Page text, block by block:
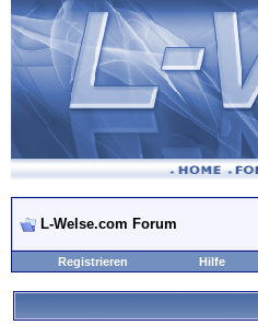
L-Welse.com Forum
Registrieren Hilfe